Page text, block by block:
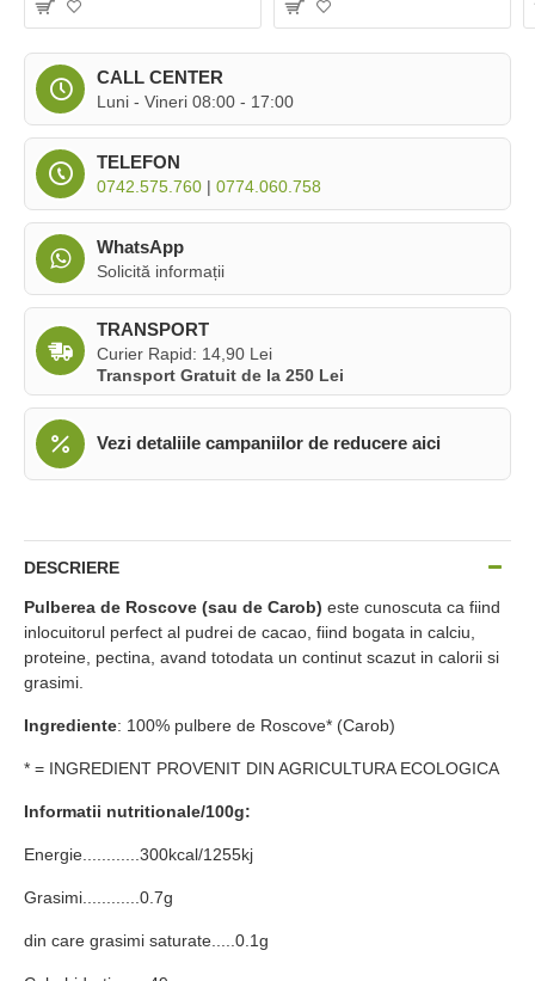
CALL CENTER
Luni - Vineri 08:00 - 17:00
TELEFON
0742.575.760 | 0774.060.758
WhatsApp
Solicită informații
TRANSPORT
Curier Rapid: 14,90 Lei
Transport Gratuit de la 250 Lei
Vezi detaliile campaniilor de reducere aici
DESCRIERE
Pulberea de Roscove (sau de Carob) este cunoscuta ca fiind
inlocuitorul perfect al pudrei de cacao, fiind bogata in calciu,
proteine, pectina, avand totodata un continut scazut in calorii si
grasimi.
Ingrediente: 100% pulbere de Roscove* (Carob)
* = INGREDIENT PROVENIT DIN AGRICULTURA ECOLOGICA
Informatii nutritionale/100g:
Energie............300kcal/1255kj
Grasimi............0.7g
din care grasimi saturate.....0.1g